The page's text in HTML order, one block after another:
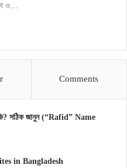
ও…
Comments
কি? সঠিক জানুন (“Rafid” Name
in Bangladesh